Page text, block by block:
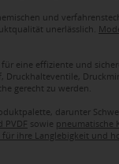
und
unerlässlich.
eine effiziente und
Druckhalteventile,
gerecht zu werden.
darunter
PVDF sowie pneumatische
für ihre Langlebigkeit und